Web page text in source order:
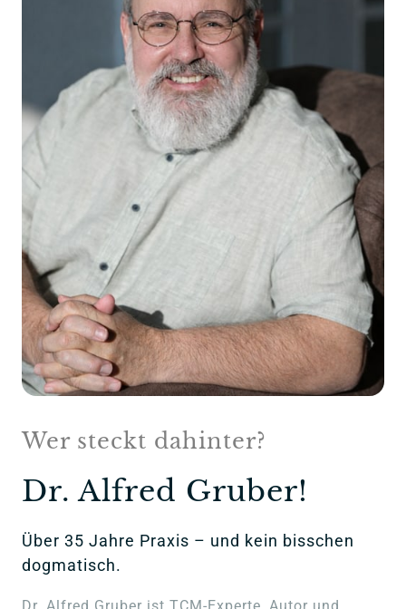
Wer steckt dahinter?
Dr. Alfred Gruber!
Über 35 Jahre Praxis – und kein bisschen
dogmatisch.